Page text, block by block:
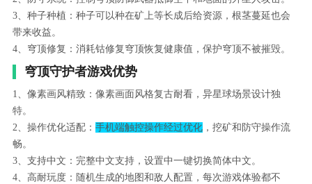
3、种子种植：种子可以种在矿上等长成后给资源，根茎蔓延也会
带来收益。
4、穹顶修复：消耗钴修复穹顶恢复健康值，保护穹顶不被摧毁。
穹顶守护者游戏优势
1、像素画风精致：像素画面风格复古耐看，异星球场景设计独
特。
2、操作优化适配： 手机端触控操作经过优化，挖矿和防守操作流
畅。
3、支持中文：完整中文支持，设置中一键切换简体中文。
4、高耐玩度：随机生成的地图和敌人配置，每次游戏体验都不